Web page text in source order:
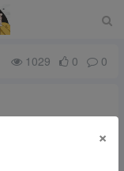
1029 0 0
×